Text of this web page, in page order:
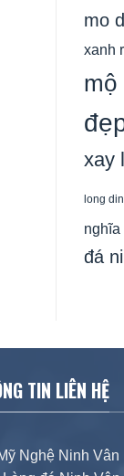
mo
xanh
mộ
xay
long
nghĩa
đá
TIN LIÊN HỆ
Nghệ Ninh Vân